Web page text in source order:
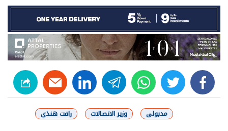
facebook
twitter
whats
telegram
linkedin
مدبولى وزير الاتصالات رافت هنذي